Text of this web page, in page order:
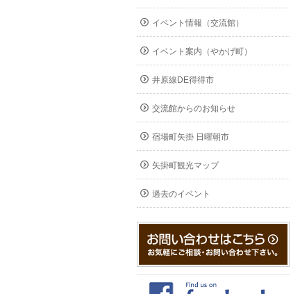
イベント情報（交流館）
イベント案内（やかげ町）
井原線DE得得市
交流館からのお知らせ
宿場町矢掛 日曜朝市
矢掛町観光マップ
過去のイベント